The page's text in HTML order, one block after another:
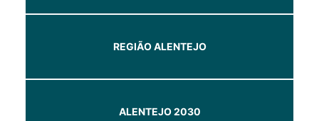
REGIÃO ALENTEJO
ALENTEJO 2030